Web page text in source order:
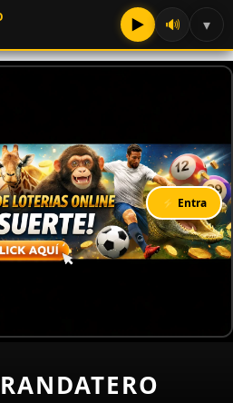
▶ 🔊 ▾
⚡ Entra